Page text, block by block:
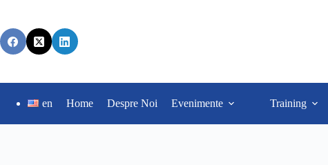
en Home Despre Noi Evenimente Training